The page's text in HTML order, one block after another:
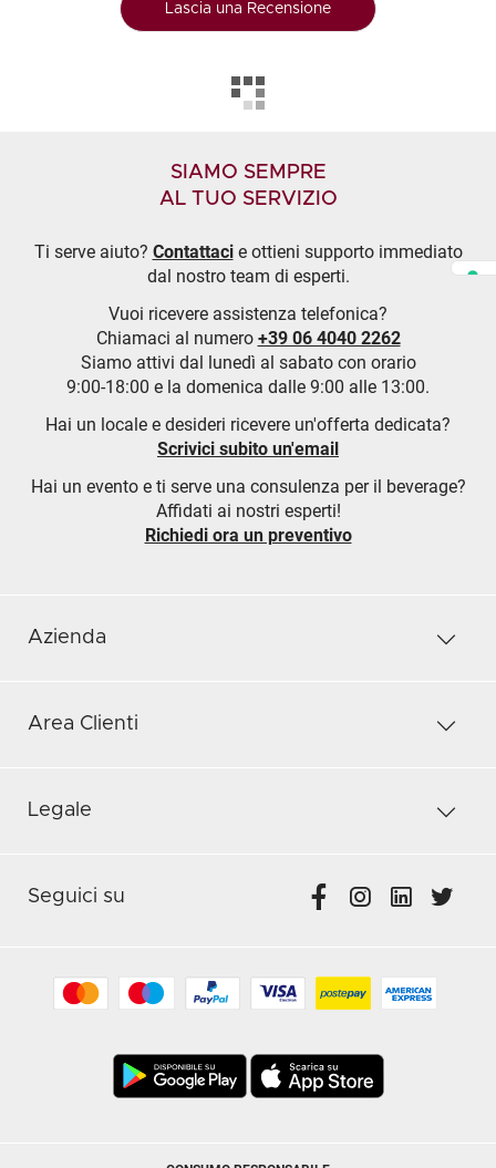
Lascia una Recensione
SIAMO SEMPRE
AL TUO SERVIZIO
Ti serve aiuto? Contattacie ottieni supporto immediato
dal nostro team di esperti.
Vuoi ricevere assistenza telefonica?
Chiamaci al numero +39 06 4040 2262
Siamo attivi dal lunedì al sabato con orario
9:00-18:00 e la domenica dalle 9:00 alle 13:00.
Hai un locale e desideri ricevere un'offerta dedicata?
Scrivici subito un'email
Hai un evento e ti serve una consulenza per il beverage?
Affidati ai nostri esperti!
Richiedi ora un preventivo
Azienda
Area Clienti
Legale
Seguici su